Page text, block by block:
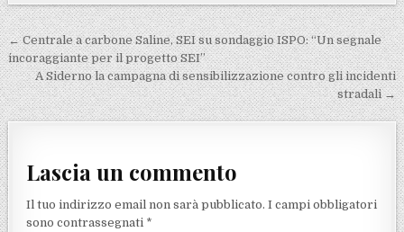
Navigazione articoli
← Centrale a carbone Saline, SEI su sondaggio ISPO: “Un segnale
incoraggiante per il progetto SEI”
A Siderno la campagna di sensibilizzazione contro gli incidenti
stradali →
Lascia un commento
Il tuo indirizzo email non sarà pubblicato. I campi obbligatori
sono contrassegnati *